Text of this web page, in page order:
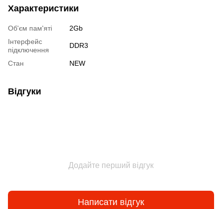
Характеристики
Об'єм пам'яті
2Gb
Інтерфейс
підключення
DDR3
Стан NEW
Відгуки
Додайте перший відгук
Написати відгук